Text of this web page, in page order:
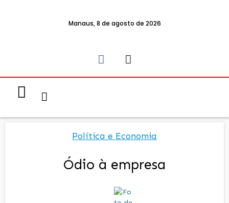
Manaus, 8 de agosto de 2026
Política e Economia
Ódio à empresa